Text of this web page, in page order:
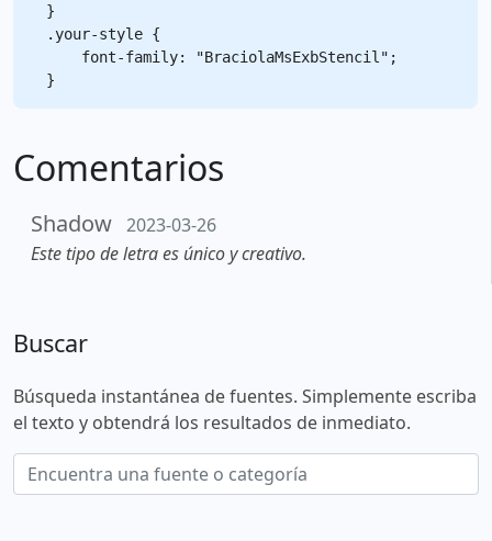
}
.your-style {
    font-family: "BraciolaMsExbStencil";
Comentarios
Shadow 2023-03-26
Este tipo de letra es único y creativo.
Buscar
Búsqueda instantánea de fuentes. Simplemente escriba
el texto y obtendrá los resultados de inmediato.